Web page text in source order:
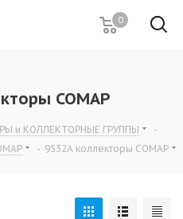
0
СОМАР
и КОЛЛЕКТОРНЫЕ ГРУППЫ
-
- 9532А коллекторы СОМАР